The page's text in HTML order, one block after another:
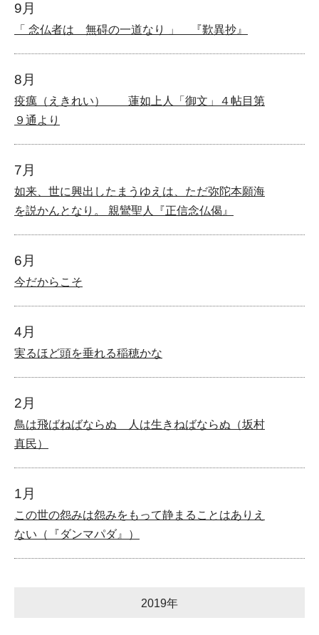
9月
「 念仏者は 無碍の一道なり 」 『歎異抄』
8月
疫癘（えきれい） 蓮如上人「御文」４帖目第
９通より
7月
如来、世に興出したまうゆえは、ただ弥陀本願海
を説かんとなり。 親鸞聖人『正信念仏偈』
6月
今だからこそ
4月
実るほど頭を垂れる稲穂かな
2月
鳥は飛ばねばならぬ 人は生きねばならぬ（坂村
真民）
1月
この世の怨みは怨みをもって静まることはありえ
ない（『ダンマパダ』）
2019年